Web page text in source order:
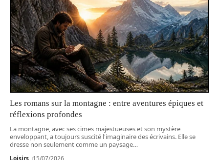
Les romans sur la montagne : entre aventures épiques et
réflexions profondes
La montagne, avec ses cimes majestueuses et son mystère
enveloppant, a toujours suscité l'imaginaire des écrivains. Elle se
dresse non seulement comme un paysage…
Loisirs 15/07/2026